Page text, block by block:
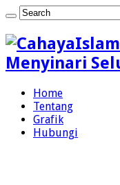
Menyinari
Home
Tentang
Grafik
Hubungi